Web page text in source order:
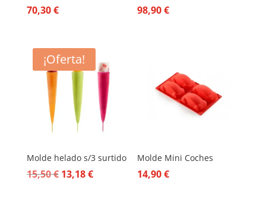
70,30€ 98,90€
¡Oferta!
Molde helado s/3 surtido
15,50€ El
13,18€El
Molde Mini Coches
14,90€